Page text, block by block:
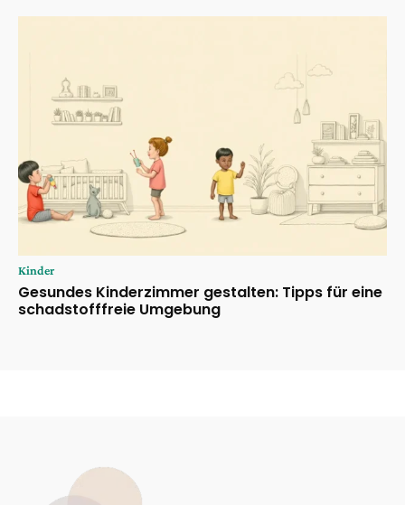
Kinder
Gesundes Kinderzimmer gestalten: Tipps für eine
schadstofffreie Umgebung